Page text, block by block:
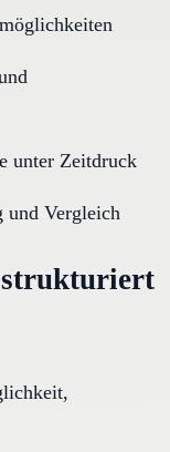
unter Zeitdruck
und Vergleich
strukturiert